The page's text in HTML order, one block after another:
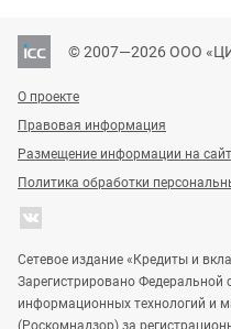
© 2007—2026 ООО
О проекте
Правовая информация
Размещение информации на
Политика обработки
Сетевое издание «Кредиты и
Зарегистрировано Федеральной
информационных технологий и
(Роскомнадзор) за